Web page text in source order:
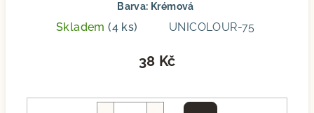
Barva: Krémová
Skladem(4 ks) UNICOLOUR-75
38 Kč